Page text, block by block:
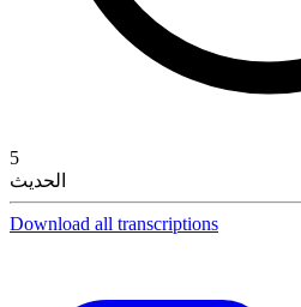
5
الحديث
Download all transcriptions